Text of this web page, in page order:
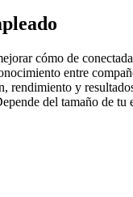
cómo de
entre
rendimiento y
del tamaño de tu